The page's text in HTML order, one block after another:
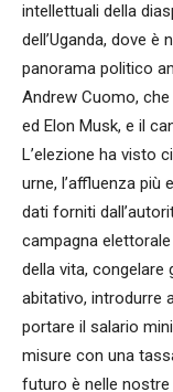
intellettuali della
dell’Uganda, dove
panorama politico
Andrew Cuomo,
ed Elon Musk, e il
L’elezione ha visto
urne, l’affluenza più
dati forniti
campagna
della vita,
abitativo, introdurre
portare il salario
misure con una
futuro è nelle